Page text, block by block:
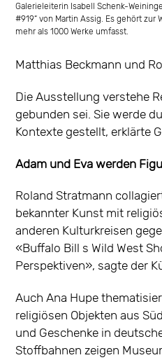
Galerieleiterin Isabell Schenk-
#919“ von Martin Assig. Es gehört zur
mehr als 1000 Werke umfasst.
Matthias Beckmann und
Die Ausstellung verstehe
gebunden sei. Sie werde
Kontexte gestellt, erklärte
Adam und Eva werden
Roland Stratmann
bekannter Kunst mit
anderen Kulturkreisen
«Buffalo Bill s Wild West
Perspektiven», sagte der
Auch Ana Hupe
religiösen Objekten aus
und Geschenke in
Stoffbahnen zeigen